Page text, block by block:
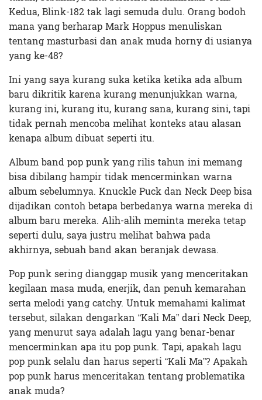
Kedua, Blink-182 tak lagi semuda dulu. Orang bodoh
mana yang berharap Mark Hoppus menuliskan
tentang masturbasi dan anak muda horny di usianya
yang ke-48?
Ini yang saya kurang suka ketika ketika ada album
baru dikritik karena kurang menunjukkan warna,
kurang ini, kurang itu, kurang sana, kurang sini, tapi
tidak pernah mencoba melihat konteks atau alasan
kenapa album dibuat seperti itu.
Album band pop punk yang rilis tahun ini memang
bisa dibilang hampir tidak mencerminkan warna
album sebelumnya. Knuckle Puck dan Neck Deep bisa
dijadikan contoh betapa berbedanya warna mereka di
album baru mereka. Alih-alih meminta mereka tetap
seperti dulu, saya justru melihat bahwa pada
akhirnya, sebuah band akan beranjak dewasa.
Pop punk sering dianggap musik yang menceritakan
kegilaan masa muda, enerjik, dan penuh kemarahan
serta melodi yang catchy. Untuk memahami kalimat
tersebut, silakan dengarkan “Kali Ma” dari Neck Deep,
yang menurut saya adalah lagu yang benar-benar
mencerminkan apa itu pop punk. Tapi, apakah lagu
pop punk selalu dan harus seperti “Kali Ma”? Apakah
pop punk harus menceritakan tentang problematika
anak muda?